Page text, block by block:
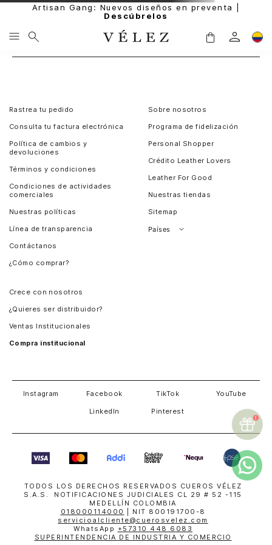
Artisan Gang: Nuevos diseños en preventa |
Descúbrelos
Rastrea tu pedido
Consulta tu factura electrónica
Política de cambios y
devoluciones
Términos y condiciones
Condiciones de actividades
comerciales
Nuestras políticas
Línea de transparencia
Contáctanos
¿Cómo comprar?
Sobre nosotros
Programa de fidelización
Personal Shopper
Crédito Leather Lovers
Leather For Good
Nuestras tiendas
Sitemap
Países
Crece con nosotros
¿Quieres ser distribuidor?
Ventas Institucionales
Compra institucional
Instagram Facebook TikTok YouTube
LinkedIn Pinterest
TODOS LOS DERECHOS RESERVADOS CUEROS VÉLEZ
S.A.S. NOTIFICACIONES JUDICIALES CL 29 # 52 -115
MEDELLÍN COLOMBIA
018000114000
| NIT 800191700-8
servicioalcliente@cuerosvelez.com
WhatsApp +57310 448 6083
SUPERINTENDENCIA DE INDUSTRIA Y COMERCIO